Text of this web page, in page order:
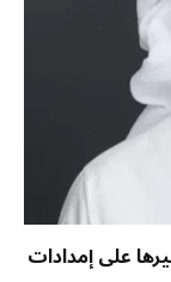
على إمدادات